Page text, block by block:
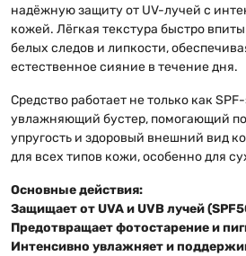
надёжную защиту от UV-лучей с
кожей. Лёгкая текстура быстро
белых следов и липкости,
естественное сияние в течение дня.
Средство работает не только как
увлажняющий бустер, помогающий
упругость и здоровый внешний вид
для всех типов кожи, особенно для
Основные действия:
Защищает от UVA и UVB лучей
Предотвращает фотостарение и
Интенсивно увлажняет и